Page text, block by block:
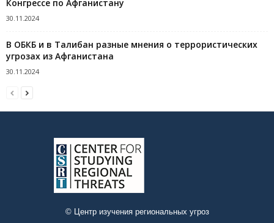
Конгрессе по Афганистану
30.11.2024
В ОБКБ и в Талибан разные мнения о террористических
угрозах из Афганистана
30.11.2024
© Центр изучения региональных угроз